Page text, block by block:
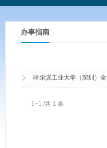
办事指南
哈尔滨工业大学（深圳）
1~1 /共 1 条